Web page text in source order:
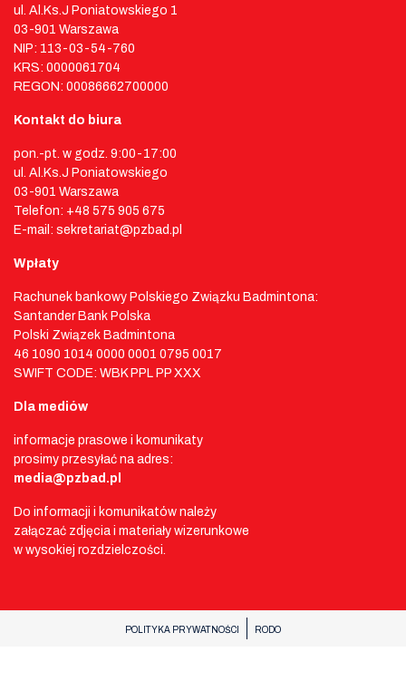
ul. Al.Ks.J Poniatowskiego 1
03-901 Warszawa
NIP: 113-03-54-760
KRS: 0000061704
REGON: 00086662700000
Kontakt do biura
pon.-pt. w godz. 9:00-17:00
ul. Al.Ks.J Poniatowskiego
03-901 Warszawa
Telefon: +48 575 905 675
E-mail: sekretariat@pzbad.pl
Wpłaty
Rachunek bankowy Polskiego Związku Badmintona:
Santander Bank Polska
Polski Związek Badmintona
46 1090 1014 0000 0001 0795 0017
SWIFT CODE: WBK PPL PP XXX
Dla mediów
informacje prasowe i komunikaty
prosimy przesyłać na adres:
media@pzbad.pl
Do informacji i komunikatów należy
załączać zdjęcia i materiały wizerunkowe
w wysokiej rozdzielczości.
POLITYKA PRYWATNOŚCI RODO